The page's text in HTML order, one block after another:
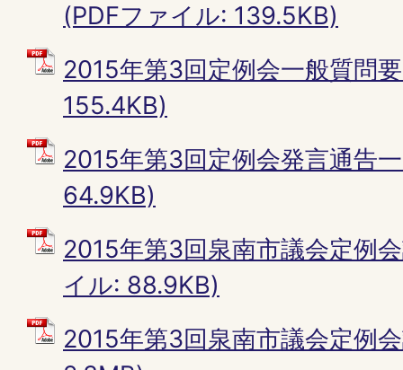
(PDFファイル: 139.5KB)
2015年第3回定例会一般質問
155.4KB)
2015年第3回定例会発言通告
64.9KB)
2015年第3回泉南市議会定例
イル: 88.9KB)
2015年第3回泉南市議会定例